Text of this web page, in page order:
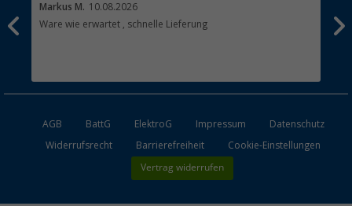
Markus M. 10.08.2026
Ware wie erwartet , schnelle Lieferung
AGB BattG ElektroG Impressum
Datenschutz
Widerrufsrecht
Barrierefreiheit Cookie-Einstellungen
Vertrag widerrufen